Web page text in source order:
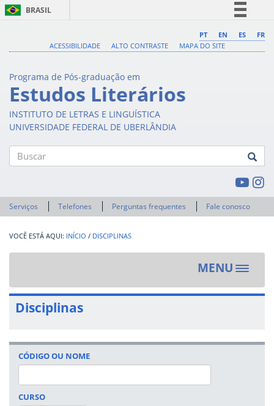
BRASIL
Comunica BR
Acesso à informação
Legislação
PT EN ES
FR
ACESSIBILIDADE
ALTO CONTRASTE MAPA DO SITE
Programa de Pós-graduação em
Estudos Literários
INSTITUTO DE LETRAS E LINGUÍSTICA
UNIVERSIDADE FEDERAL DE UBERLÂNDIA
Serviços Telefones Perguntas frequentes Fale conosco
INÍCIO / DISCIPLINAS
MENU
Toggle
Disciplinas
CÓDIGO OU NOME
CURSO